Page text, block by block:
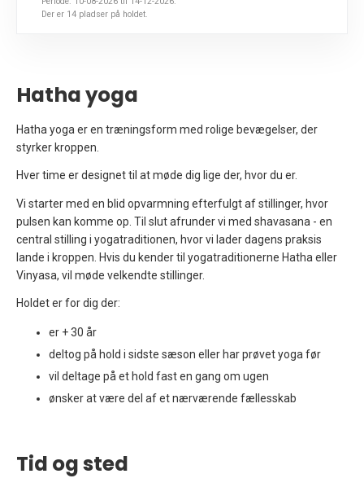
Der er 14 pladser på holdet.
Hatha yoga
Hatha yoga er en træningsform med rolige bevægelser, der
styrker kroppen.
Hver time er designet til at møde dig lige der, hvor du er.
Vi starter med en blid opvarmning efterfulgt af stillinger, hvor
pulsen kan komme op. Til slut afrunder vi med shavasana - en
central stilling i yogatraditionen, hvor vi lader dagens praksis
lande i kroppen. Hvis du kender til yogatraditionerne Hatha eller
Vinyasa, vil møde velkendte stillinger.
Holdet er for dig der:
er + 30 år
deltog på hold i sidste sæson eller har prøvet yoga før
vil deltage på et hold fast en gang om ugen
ønsker at være del af et nærværende fællesskab
Tid og sted